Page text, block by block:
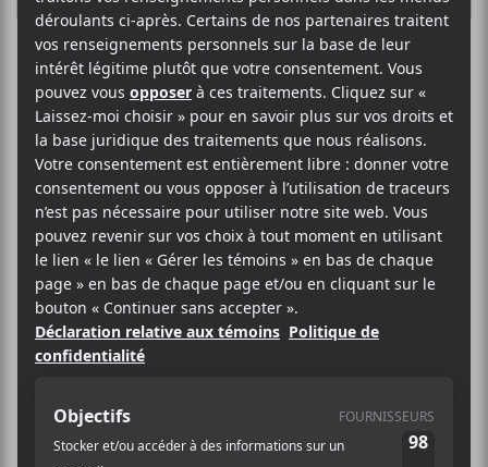
FME 2025 | Billie
du Page, Crasher,
UTO et Les
Louanges
Cette première soirée du FME n’était
Louanges viennent sauver les
meubles avec des nouvelles chansons